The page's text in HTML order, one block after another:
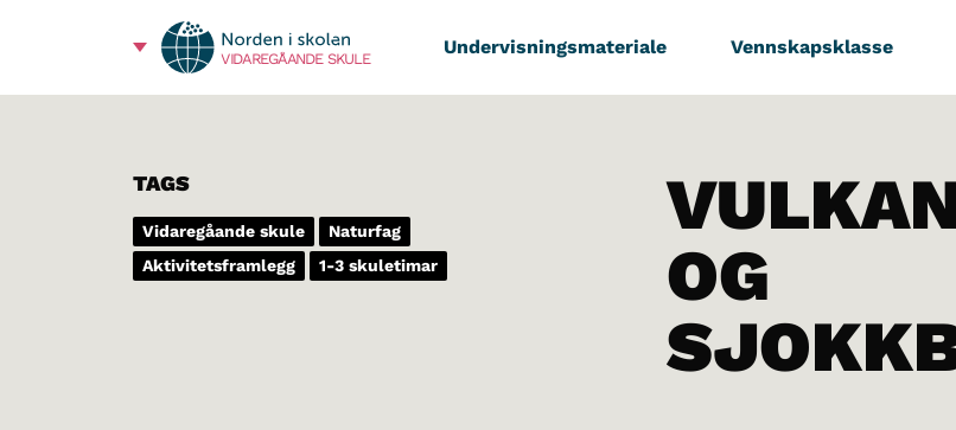
VIDAREGÅANDE SKULE
Undervisningsmateriale Vennskapsklasse
TAGS
Vidaregåande skule
Naturfag
Aktivitetsframlegg
1-3 skuletimar
OG